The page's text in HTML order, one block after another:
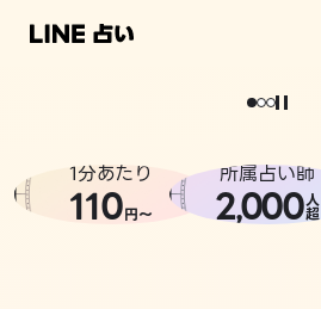
相談事例
どうせなら
。
1分あたり
110円〜
所属占い師
2,000人
超